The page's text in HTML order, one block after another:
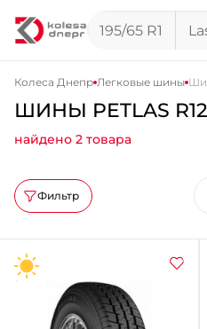
Колеса Днепр Легковые шины
ШИНЫ PETLAS
найдено 2 товара
Фильтр